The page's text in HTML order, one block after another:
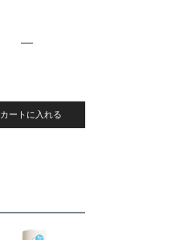
—
カートに入れる